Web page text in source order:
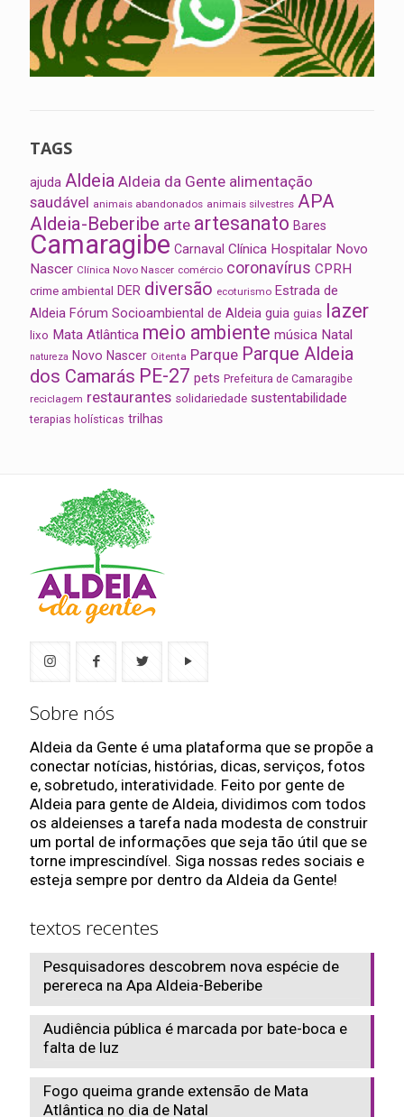
TAGS
ajuda Aldeia Aldeia da Gente alimentação
saudável animais abandonados animais silvestres APA
Aldeia-Beberibe arte artesanato Bares
Camaragibe Carnaval Clínica Hospitalar Novo
Nascer Clínica Novo Nascer comércio coronavírus CPRH
crime ambiental DER diversão ecoturismo Estrada de
Aldeia Fórum Socioambiental de Aldeia guia guias lazer
lixo Mata Atlântica meio ambiente música Natal
natureza Novo Nascer Oitenta Parque Parque Aldeia
dos Camarás PE-27 pets Prefeitura de Camaragibe
reciclagem restaurantes solidariedade sustentabilidade
terapias holísticas trilhas
Sobre nós
Aldeia da Gente é uma plataforma que se propõe a
conectar notícias, histórias, dicas, serviços, fotos
e, sobretudo, interatividade. Feito por gente de
Aldeia para gente de Aldeia, dividimos com todos
os aldeienses a tarefa nada modesta de construir
um portal de informações que seja tão útil que se
torne imprescindível. Siga nossas redes sociais e
esteja sempre por dentro da Aldeia da Gente!
textos recentes
Pesquisadores descobrem nova espécie de
perereca na Apa Aldeia-Beberibe
Audiência pública é marcada por bate-boca e
falta de luz
Fogo queima grande extensão de Mata
Atlântica no dia de Natal